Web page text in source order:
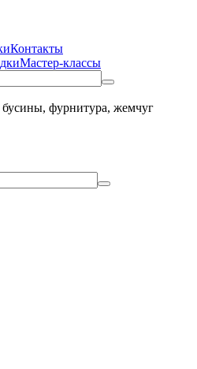
Контакты
Мастер-классы
фурнитура, жемчуг